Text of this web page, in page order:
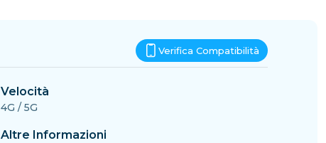
Verifica Compatibilità
Velocità
4G / 5G
Altre Informazioni